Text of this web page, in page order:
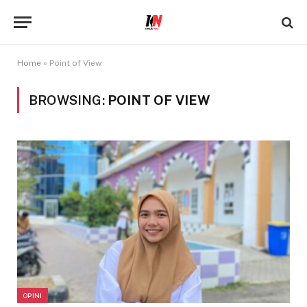
Home » Point of View
BROWSING: POINT OF VIEW
OPINI